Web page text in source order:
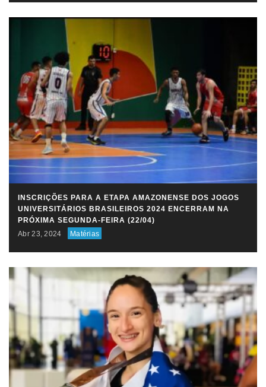
INSCRIÇÕES PARA A ETAPA AMAZONENSE DOS JOGOS
UNIVERSITÁRIOS BRASILEIROS 2024 ENCERRAM NA
PRÓXIMA SEGUNDA-FEIRA (22/04)
Abr 23, 2024
Matérias